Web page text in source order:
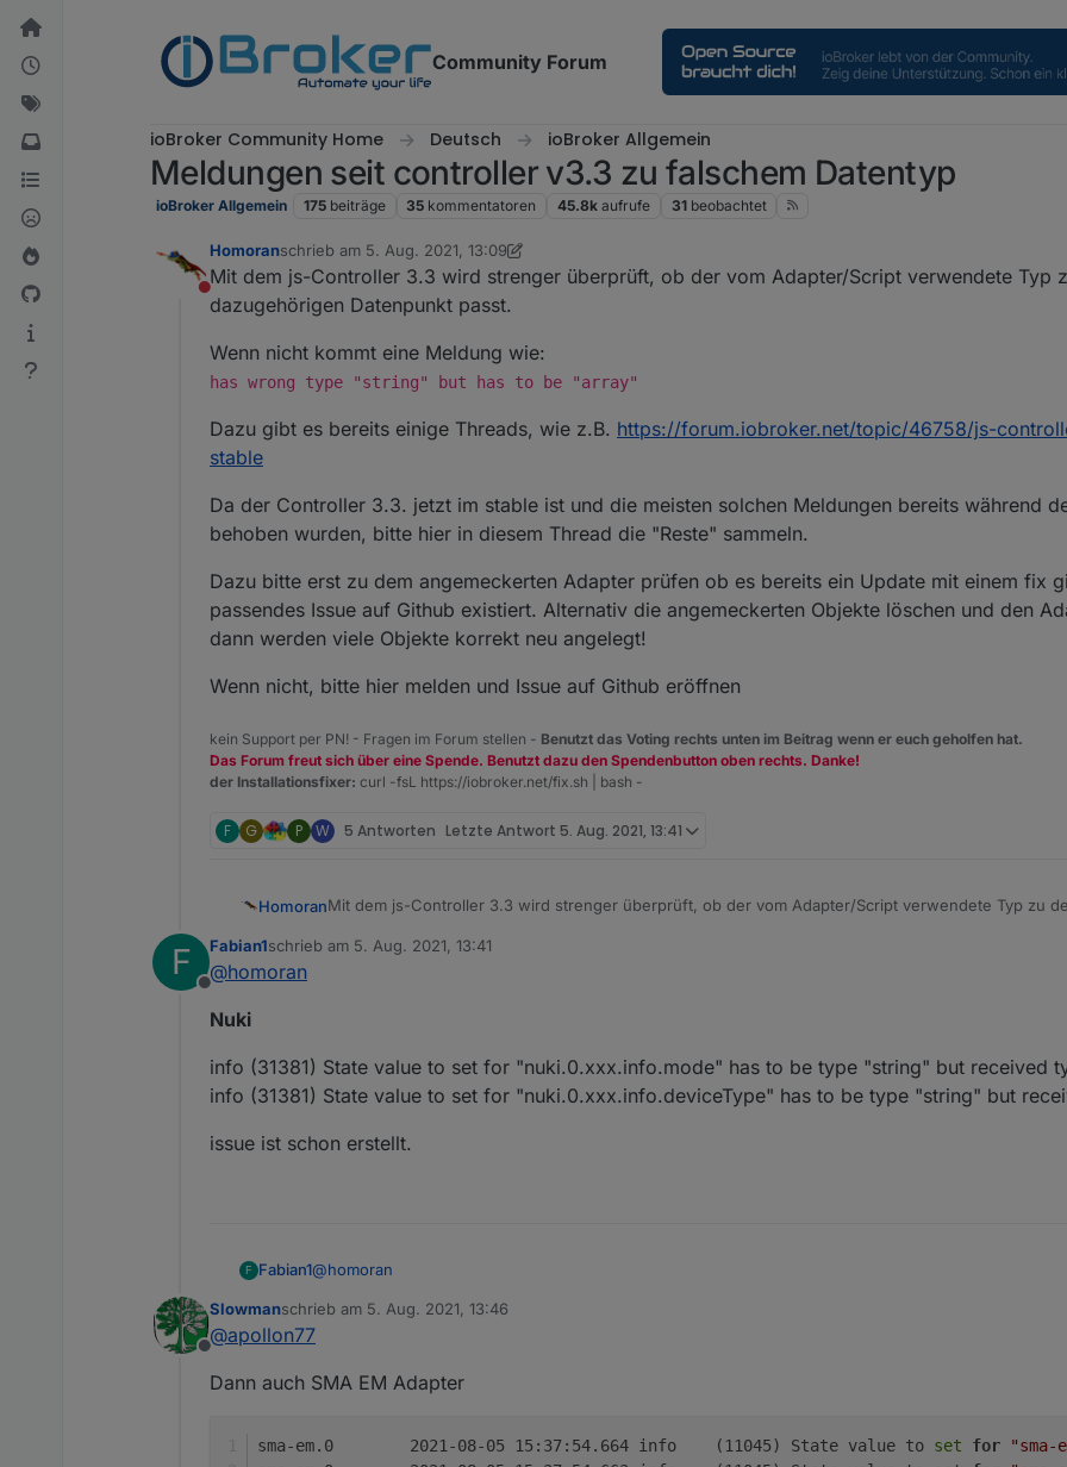
Weiter zum Inhalt
Community Forum
ioBroker Community Home Deutsch ioBroker Allgemein
Meldungen seit controller v3.3 zu falschem Datentyp
ioBroker Allgemein 175 beiträge 35 kommentatoren 45.8k aufrufe 31 beobachtet
Nicht stören
Homoranschrieb am 5. Aug. 2021, 13:09
zuletzt editiert von apollon778. Juli 2021, 17:29
Mit dem js-Controller 3.3 wird strenger überprüft, ob der vom Adapter/Script verwendete Typ
dazugehörigen Datenpunkt passt.
Wenn nicht kommt eine Meldung wie:
has wrong type "string" but has to be "array"
Dazu gibt es bereits einige Threads, wie z.B. https://forum.iobroker.net/topic/46758/js-
stable
Da der Controller 3.3. jetzt im stable ist und die meisten solchen Meldungen bereits während
behoben wurden, bitte hier in diesem Thread die "Reste" sammeln.
Dazu bitte erst zu dem angemeckerten Adapter prüfen ob es bereits ein Update mit einem fix
passendes Issue auf Github existiert. Alternativ die angemeckerten Objekte löschen und den
dann werden viele Objekte korrekt neu angelegt!
Wenn nicht, bitte hier melden und Issue auf Github eröffnen
kein Support per PN! - Fragen im Forum stellen - Benutzt das Voting rechts unten im Beitrag wenn er euch geholfen hat.
Das Forum freut sich über eine Spende. Benutzt dazu den Spendenbutton oben rechts. Danke!
der Installationsfixer: curl -fsL https://iobroker.net/fix.sh | bash -
F G P W 5 Antworten Letzte Antwort 5. Aug. 2021, 13:41
HomoranMit dem js-Controller 3.3 wird strenger überprüft, ob der vom Adapter/Script verwendete Typ zu
Wenn nicht kommt eine Meldung wie:
wurden, bitte hier in diesem Thread die "Reste" sammeln.
Dazu bitte erst zu dem angemeckerten Adapter prüfen ob es bereits ein Update mit einem fix gibt,
Issue auf Github existiert. Alternativ die angemeckerten Objekte löschen und den Adapter neu
Objekte korrekt neu angelegt!
Wenn nicht, bitte hier melden und Issue auf Github eröffnen
F
Offline
Fabian1schrieb am 5. Aug. 2021, 13:41
zuletzt editiert von
@homoran
Nuki
info (31381) State value to set for "nuki.0.xxx.info.mode" has to be type "string" but received
info (31381) State value to set for "nuki.0.xxx.info.deviceType" has to be type "string" but
issue ist schon erstellt.
F Fabian1@homoran
Nuki
info (31381) State value to set for "nuki.0.xxx.info.deviceType" has to be type "string" but received
Offline
Slowmanschrieb am 5. Aug. 2021, 13:46
zuletzt editiert von
@apollon77
Dann auch SMA EM Adapter
sma-em.0	2021-08-05 15:37:54.664	info	(11045) State value to set for "sma-